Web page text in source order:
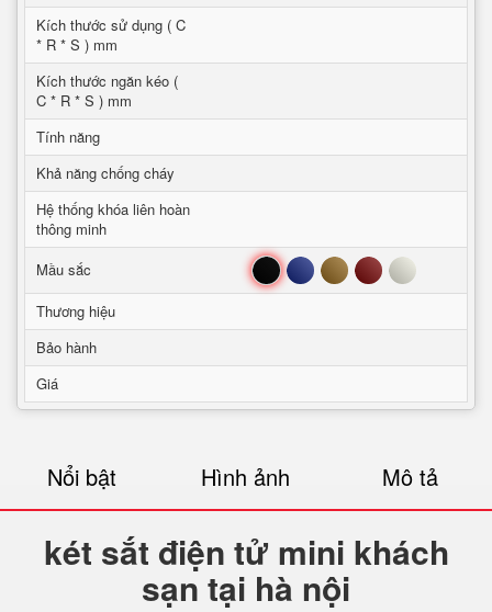
Kích thước sử dụng ( C
* R * S ) mm
Kích thước ngăn kéo (
C * R * S ) mm
Tính năng
Khả năng chống cháy
Hệ thống khóa liên hoàn
thông minh
Mầu sắc
Đen Xanh Nâu Đỏ Trắng
Thương hiệu
Bảo hành
Giá
Nổi bật Hình ảnh Mô tả
két sắt điện tử mini khách
sạn tại hà nội